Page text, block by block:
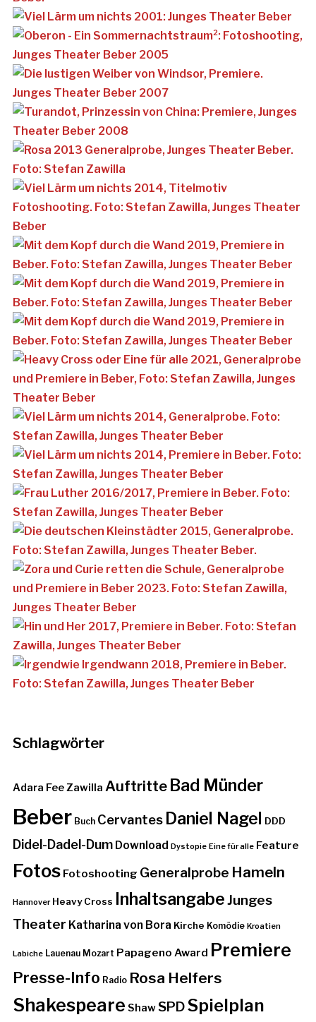
Schlagwörter
Adara Fee Zawilla Auftritte Bad Münder
Beber Buch Cervantes Daniel Nagel DDD
Didel-Dadel-Dum Download Dystopie Eine für alle Feature
Fotos Fotoshooting Generalprobe Hameln
Hannover Heavy Cross InhaltsangabeJunges
Theater Katharina von Bora Kirche Komödie Kroatien
Labiche Lauenau Mozart Papageno Award Premiere
Presse-Info Radio Rosa Helfers
Shakespeare ShawSPDSpielplan